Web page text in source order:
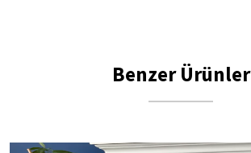
Benzer Ürünler